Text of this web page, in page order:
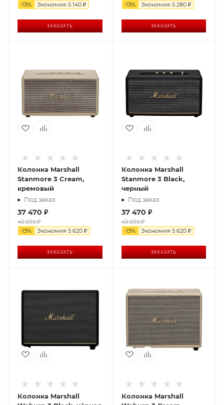
-13% Экономия 5 140 ₽
ЗАКАЗАТЬ
-13% Экономия 5 280₽
ЗАКАЗАТЬ
Колонка Marshall
Stanmore 3 Cream,
кремовый
Под заказ
37 470 ₽
43 090₽
-13% Экономия 5 620 ₽
ЗАКАЗАТЬ
Колонка Marshall
Stanmore 3 Black,
черный
Под заказ
37 470 ₽
43 090₽
-13% Экономия 5 620₽
ЗАКАЗАТЬ
Колонка Marshall
Колонка Marshall